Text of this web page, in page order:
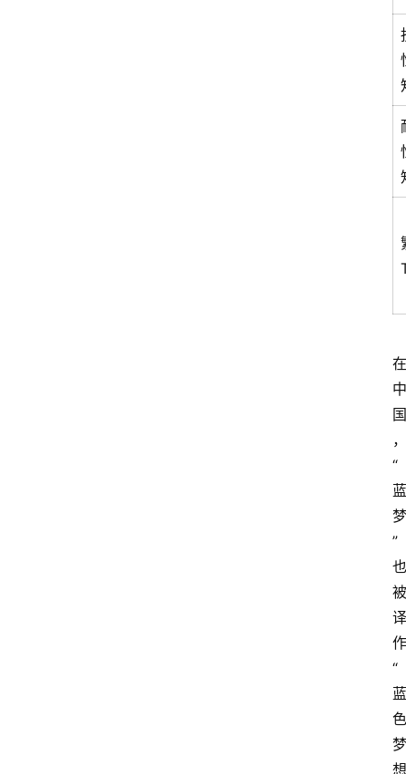
在
中
国
，
“
蓝
梦
”
也
被
译
作
“
蓝
色
梦
想